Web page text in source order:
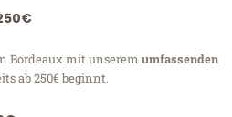
Bordeaux mit unserem umfassenden
ab 250€ beginnt.